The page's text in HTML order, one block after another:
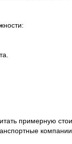
примерную